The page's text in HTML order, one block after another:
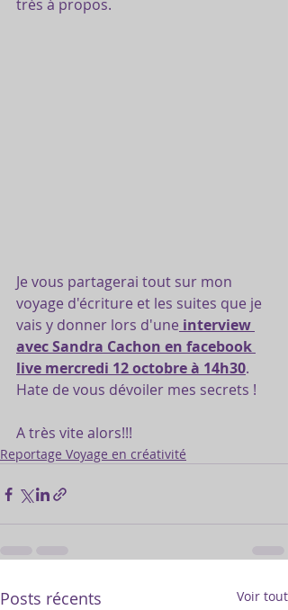
très à propos.
Je vous partagerai tout sur mon
voyage d'écriture et les suites que je
vais y donner lors d'une interview
avec Sandra Cachon en facebook
live mercredi 12 octobre à 14h30.
Hate de vous dévoiler mes secrets !
A très vite alors!!!
Reportage Voyage en créativité
Posts récents Voir tout